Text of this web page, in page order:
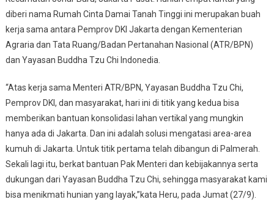
Jakarta
diberi nama Rumah Cinta Damai Tanah Tinggi ini merupakan buah
kerja sama antara Pemprov DKI Jakarta dengan Kementerian
Agraria dan Tata Ruang/Badan Pertanahan Nasional (ATR/BPN)
dan Yayasan Buddha Tzu Chi Indonedia.
“Atas kerja sama Menteri ATR/BPN, Yayasan Buddha Tzu Chi,
Pemprov DKI, dan masyarakat, hari ini di titik yang kedua bisa
memberikan bantuan konsolidasi lahan vertikal yang mungkin
hanya ada di Jakarta. Dan ini adalah solusi mengatasi area-area
kumuh di Jakarta. Untuk titik pertama telah dibangun di Palmerah.
Sekali lagi itu, berkat bantuan Pak Menteri dan kebijakannya serta
dukungan dari Yayasan Buddha Tzu Chi, sehingga masyarakat kami
bisa menikmati hunian yang layak,”kata Heru, pada Jumat (27/9).